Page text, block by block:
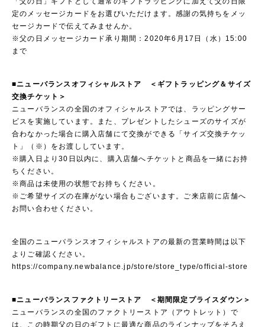
定のメッセージカードをお選びいただけます。感謝の気持ちをメッ
セージカードで伝えてみませんか。
※父の日メッセージカード承り期間：2020年6月17日（水）15:00
まで
■ニューバランスオフィシャルストア ＜ギフトラッピング＆サイズ
交換チケット＞
ニューバランスの全国のオフィシャルストアでは、ラッピングサー
ビスを実施しています。また、プレゼントしたシューズのサイズが
合わなかった場合に購入店舗にて交換ができる「サイズ交換チケッ
ト」（※）をお渡ししています。
※購入日より30日以内に、購入店舗へチケットと商品を一緒にお持
ちください。
※商品は未使用の状態でお持ちください。
※ご希望サイズの在庫がない場合もございます。ご来店前に店舗へ
お問い合わせください。
全国のニューバランスオフィシャルストアの最新の営業時間は以下
よりご確認ください。
https://company.newbalance.jp/store/store_type/official-store
■ニューバランスファクトリーストア ＜期間限定プライスダウン＞
ニューバランスの全国のファクトリーストア（アウトレット）で
は、この時期父の日のギフトに最適な商品のラインナップをそろえ